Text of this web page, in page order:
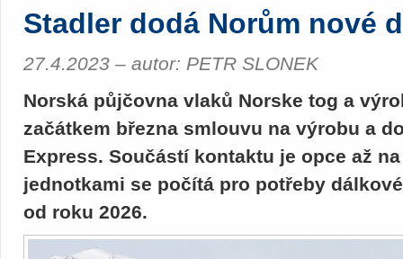
Stadler dodá Norům nové
27.4.2023 – autor: PETR SLONEK
Norská půjčovna vlaků Norske tog a
začátkem března smlouvu na výrobu a
Express. Součástí kontaktu je opce až
jednotkami se počítá pro potřeby
od roku 2026.